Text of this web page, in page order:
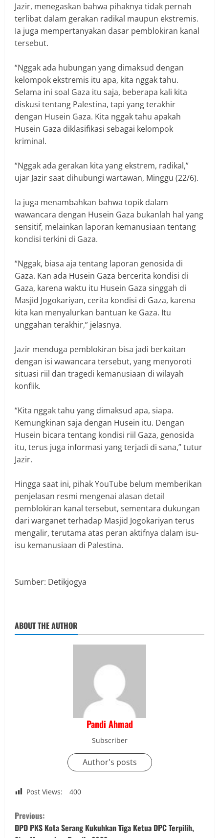
Jazir, menegaskan bahwa pihaknya tidak pernah
terlibat dalam gerakan radikal maupun ekstremis.
Ia juga mempertanyakan dasar pemblokiran kanal
tersebut.
“Nggak ada hubungan yang dimaksud dengan
kelompok ekstremis itu apa, kita nggak tahu.
Selama ini soal Gaza itu saja, beberapa kali kita
diskusi tentang Palestina, tapi yang terakhir
dengan Husein Gaza. Kita nggak tahu apakah
Husein Gaza diklasifikasi sebagai kelompok
kriminal.
“Nggak ada gerakan kita yang ekstrem, radikal,”
ujar Jazir saat dihubungi wartawan, Minggu (22/6).
Ia juga menambahkan bahwa topik dalam
wawancara dengan Husein Gaza bukanlah hal yang
sensitif, melainkan laporan kemanusiaan tentang
kondisi terkini di Gaza.
“Nggak, biasa aja tentang laporan genosida di
Gaza. Kan ada Husein Gaza bercerita kondisi di
Gaza, karena waktu itu Husein Gaza singgah di
Masjid Jogokariyan, cerita kondisi di Gaza, karena
kita kan menyalurkan bantuan ke Gaza. Itu
unggahan terakhir,” jelasnya.
Jazir menduga pemblokiran bisa jadi berkaitan
dengan isi wawancara tersebut, yang menyoroti
situasi riil dan tragedi kemanusiaan di wilayah
konflik.
“Kita nggak tahu yang dimaksud apa, siapa.
Kemungkinan saja dengan Husein itu. Dengan
Husein bicara tentang kondisi riil Gaza, genosida
itu, terus juga informasi yang terjadi di sana,” tutur
Jazir.
Hingga saat ini, pihak YouTube belum memberikan
penjelasan resmi mengenai alasan detail
pemblokiran kanal tersebut, sementara dukungan
dari warganet terhadap Masjid Jogokariyan terus
mengalir, terutama atas peran aktifnya dalam isu-
isu kemanusiaan di Palestina.
Sumber: Detikjogya
ABOUT THE AUTHOR
Pandi Ahmad
Subscriber
Author's posts
Post Views: 400
C
o
Previous:
DPD PKS Kota Serang Kukuhkan Tiga Ketua DPC Terpilih,